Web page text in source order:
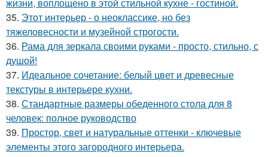
35. Этот интерьер - о неоклассике, но без
тяжеловесности и музейной строгости.
36. Рама для зеркала своими руками - просто, стильно, с
душой!
37. Идеальное сочетание: белый цвет и древесные
текстуры в интерьере кухни.
38. Стандартные размеры обеденного стола для 8
человек: полное руководство
39. Простор, свет и натуральные оттенки - ключевые
элементы этого загородного интерьера.